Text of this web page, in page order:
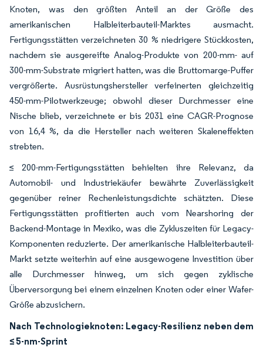
Knoten, was den größten Anteil an der Größe des
amerikanischen Halbleiterbauteil-Marktes ausmacht.
Fertigungsstätten verzeichneten 30 % niedrigere Stückkosten,
nachdem sie ausgereifte Analog-Produkte von 200-mm- auf
300-mm-Substrate migriert hatten, was die Bruttomarge-Puffer
vergrößerte. Ausrüstungshersteller verfeinerten gleichzeitig
450-mm-Pilotwerkzeuge; obwohl dieser Durchmesser eine
Nische blieb, verzeichnete er bis 2031 eine CAGR-Prognose
von 16,4 %, da die Hersteller nach weiteren Skaleneffekten
strebten.
≤ 200-mm-Fertigungsstätten behielten ihre Relevanz, da
Automobil- und Industriekäufer bewährte Zuverlässigkeit
gegenüber reiner Rechenleistungsdichte schätzten. Diese
Fertigungsstätten profitierten auch vom Nearshoring der
Backend-Montage in Mexiko, was die Zykluszeiten für Legacy-
Komponenten reduzierte. Der amerikanische Halbleiterbauteil-
Markt setzte weiterhin auf eine ausgewogene Investition über
alle Durchmesser hinweg, um sich gegen zyklische
Überversorgung bei einem einzelnen Knoten oder einer Wafer-
Größe abzusichern.
Nach Technologieknoten: Legacy-Resilienz neben dem
≤ 5-nm-Sprint